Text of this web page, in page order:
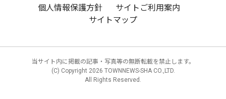
個人情報保護方針
サイトご利用案内
サイトマップ
当サイト内に掲載の記事・写真等の無断転載を禁止します。
(C) Copyright 2026 TOWNNEWS-SHA CO.,LTD.
All Rights Reserved.